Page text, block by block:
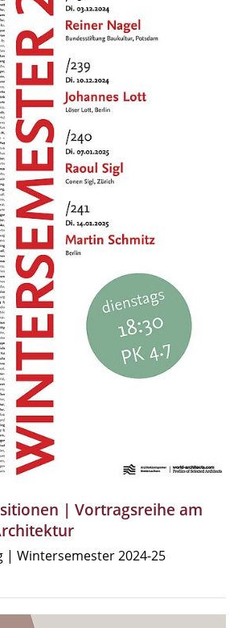
| Vortragsreihe am
| Wintersemester 2024-25